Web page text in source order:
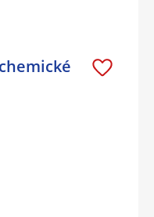
chemické